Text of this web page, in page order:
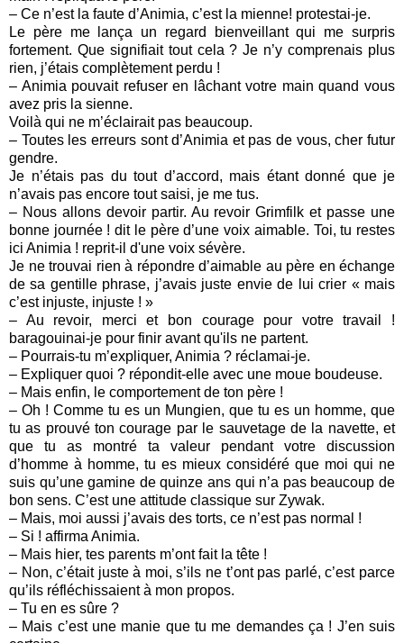
– Ce n’est la faute d’Animia, c’est la mienne! protestai-je.
Le père me lança un regard bienveillant qui me surpris
fortement. Que signifiait tout cela ? Je n’y comprenais plus
rien, j’étais complètement perdu !
– Animia pouvait refuser en lâchant votre main quand vous
avez pris la sienne.
Voilà qui ne m’éclairait pas beaucoup.
– Toutes les erreurs sont d’Animia et pas de vous, cher futur
gendre.
Je n’étais pas du tout d’accord, mais étant donné que je
n’avais pas encore tout saisi, je me tus.
– Nous allons devoir partir. Au revoir Grimfilk et passe une
bonne journée ! dit le père d’une voix aimable. Toi, tu restes
ici Animia ! reprit-il d'une voix sévère.
Je ne trouvai rien à répondre d’aimable au père en échange
de sa gentille phrase, j’avais juste envie de lui crier « mais
c’est injuste, injuste ! »
– Au revoir, merci et bon courage pour votre travail !
baragouinai-je pour finir avant qu'ils ne partent.
– Pourrais-tu m’expliquer, Animia ? réclamai-je.
– Expliquer quoi ? répondit-elle avec une moue boudeuse.
– Mais enfin, le comportement de ton père !
– Oh ! Comme tu es un Mungien, que tu es un homme, que
tu as prouvé ton courage par le sauvetage de la navette, et
que tu as montré ta valeur pendant votre discussion
d’homme à homme, tu es mieux considéré que moi qui ne
suis qu’une gamine de quinze ans qui n’a pas beaucoup de
bon sens. C’est une attitude classique sur Zywak.
– Mais, moi aussi j’avais des torts, ce n’est pas normal !
– Si ! affirma Animia.
– Mais hier, tes parents m’ont fait la tête !
– Non, c’était juste à moi, s’ils ne t’ont pas parlé, c’est parce
qu’ils réfléchissaient à mon propos.
– Tu en es sûre ?
– Mais c’est une manie que tu me demandes ça ! J’en suis